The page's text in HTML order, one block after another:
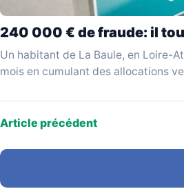
240 000 € de fraude: il
Un habitant de La Baule, en Loire-
mois en cumulant des allocations
Article précédent